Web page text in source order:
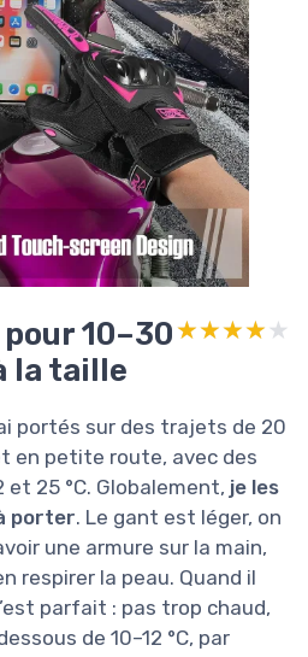
10–30
la taille
★★★★★
★★★★★
portés sur des trajets de 20
en petite route, avec des
25 °C. Globalement, je les
porter. Le gant est léger, on
une armure sur la main,
respirer la peau. Quand il
parfait : pas trop chaud,
de 10–12 °C, par